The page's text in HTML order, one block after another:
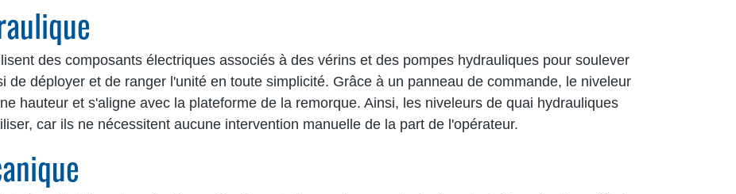
des composants électriques associés à des vérins et des pompes hydrauliques pour soulever
de déployer et de ranger l'unité en toute simplicité. Grâce à un panneau de commande, le niveleur
hauteur et s'aligne avec la plateforme de la remorque. Ainsi, les niveleurs de quai hydrauliques
car ils ne nécessitent aucune intervention manuelle de la part de l'opérateur.